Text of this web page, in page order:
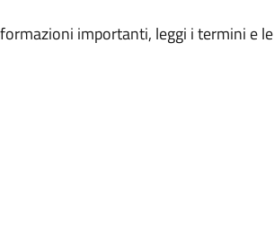
importanti, leggi i termini e le